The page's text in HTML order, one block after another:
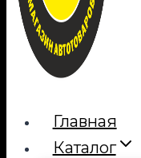
Главная
Каталог